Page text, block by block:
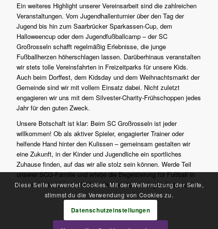
Ein weiteres Highlight unserer Vereinsarbeit sind die zahlreichen
Veranstaltungen. Vom Jugendhallenturnier über den Tag der
Jugend bis hin zum Saarbrücker Sparkassen-Cup, dem
Halloweencup oder dem Jugendfußballcamp – der SC
Großrosseln schafft regelmäßig Erlebnisse, die junge
Fußballherzen höherschlagen lassen. Darüberhinaus veranstalten
wir stets tolle Vereinsfahrten in Freizeitparks für unsere Kids.
Auch beim Dorffest, dem Kidsday und dem Weihnachtsmarkt der
Gemeinde sind wir mit vollem Einsatz dabei. Nicht zuletzt
engagieren wir uns mit dem Silvester-Charity-Frühschoppen jedes
Jahr für den guten Zweck.
Unsere Botschaft ist klar: Beim SC Großrosseln ist jeder
willkommen! Ob als aktiver Spieler, engagierter Trainer oder
helfende Hand hinter den Kulissen – gemeinsam gestalten wir
eine Zukunft, in der Kinder und Jugendliche ein sportliches
Zuhause finden, auf das wir alle stolz sein können. Werde Teil
unserer SCG-Familie und erlebe die Begeisterung für Fußball in
einem Verein, der sich leidenschaftlich für die Jugend einsetzt!
Diese Seite verwendet Cookies. Mit der Weiternutzung der Seite,
stimmst du die Verwendung von Cookies zu.
Datenschutzeinstellungen